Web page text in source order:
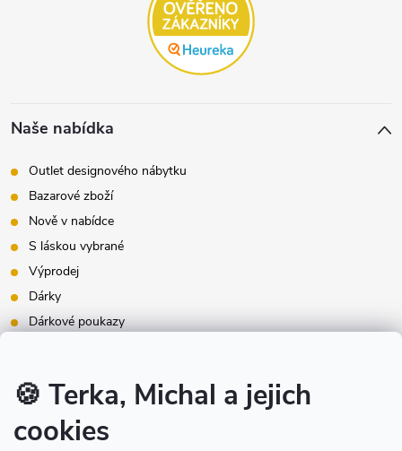
🍪 Terka, Michal a jejich
cookies
Naše nabídka
Outlet designového nábytku
Bazarové zboží
Nově v nabídce
S láskou vybrané
Výprodej
Dárky
Dárkové poukazy
Instagram